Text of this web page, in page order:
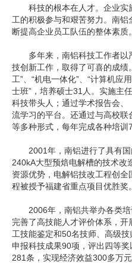
科技的根本在人才。企业实
工的积极参与和艰苦努力。南
断提高企业员工队伍的整体素质。
多年来，南铝科技工作者以
技创新工作，取得了可喜的成绩
工”、“机电一体化”、“计算机应
士班”，培养硕士31人。实施主
科技带头人；通过学术报告会
流学习的平台。还通过与高校
等多种形式，每年完成各种培训
2001年，南铝进行了具有国
240kA大型预焙电解槽的技术改
资源优势，电解铝技改工程创
程被授予福建省重点项目优胜奖。
2006年，南铝共举办各类培
完善了高技能人才评价体系，
工技能鉴定和50名技师、高级
申报科技成果90项，评出四等
281条，实现经济效益300多万元